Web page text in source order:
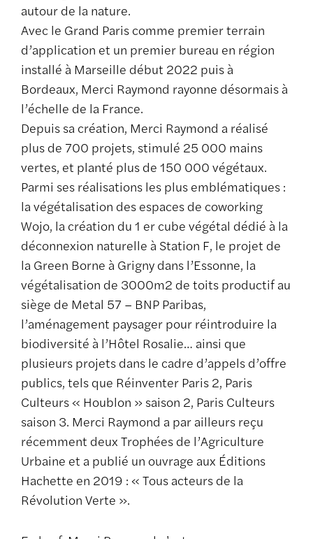
autour de la nature.
Avec le Grand Paris comme premier terrain
d’application et un premier bureau en région
installé à Marseille début 2022 puis à
Bordeaux, Merci Raymond rayonne désormais à
l’échelle de la France.
Depuis sa création, Merci Raymond a réalisé
plus de 700 projets, stimulé 25 000 mains
vertes, et planté plus de 150 000 végétaux.
Parmi ses réalisations les plus emblématiques :
la végétalisation des espaces de coworking
Wojo, la création du 1 er cube végétal dédié à la
déconnexion naturelle à Station F, le projet de
la Green Borne à Grigny dans l’Essonne, la
végétalisation de 3000m2 de toits productif au
siège de Metal 57 – BNP Paribas,
l’aménagement paysager pour réintroduire la
biodiversité à l’Hôtel Rosalie… ainsi que
plusieurs projets dans le cadre d’appels d’offre
publics, tels que Réinventer Paris 2, Paris
Culteurs « Houblon » saison 2, Paris Culteurs
saison 3. Merci Raymond a par ailleurs reçu
récemment deux Trophées de l’Agriculture
Urbaine et a publié un ouvrage aux Éditions
Hachette en 2019 : « Tous acteurs de la
Révolution Verte ».